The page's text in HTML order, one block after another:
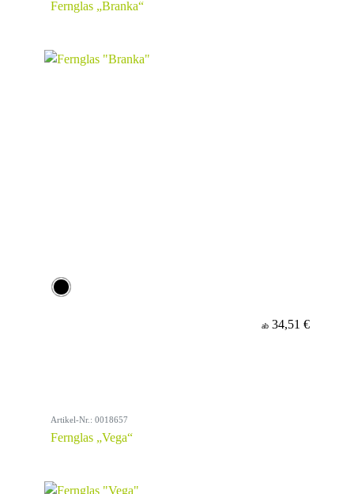
Fernglas „Branka“
ab 34,51 €
Artikel-Nr.: 0018657
Fernglas „Vega“